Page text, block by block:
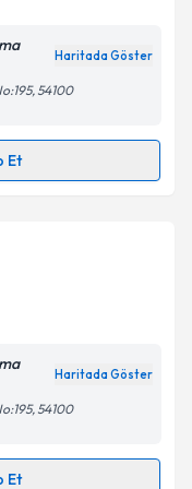
ilişkinAydınlatma
belirtilen
Haritada Göster
54100
Et
talebi
almanız için bir
bilgilendireceğiz.
ilişkin
belirtilen
Haritada Göster
54100
Et